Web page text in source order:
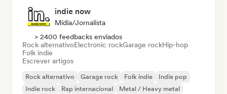
indie now
Mídia/Jornalista
> 2400 feedbacks enviados
Rock alternativoElectronic rockGarage rockHip-hop
Folk indie
Escrever artigos
Rock alternativo Garage rock Folk indie
Indie pop
Indie rock
Rap internacional
Metal / Heavy metal